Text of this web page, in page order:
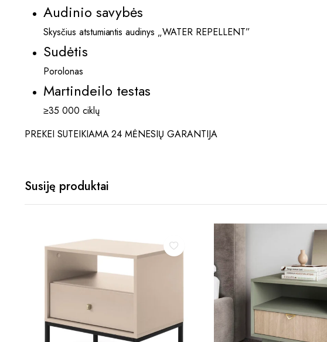
Audinio savybės
Skysčius atstumiantis audinys „WATER REPELLENT”
Sudėtis
Porolonas
Martindeilo testas
≥35 000 ciklų
PREKEI SUTEIKIAMA 24 MĖNESIŲ GARANTIJA
Susiję produktai